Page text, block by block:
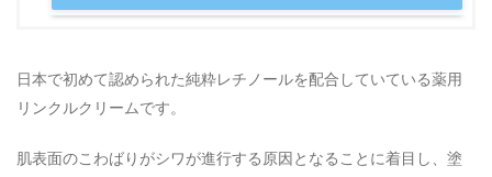
日本で初めて認められた純粋レチノールを配合していている薬用
リンクルクリームです。
肌表面のこわばりがシワが進行する原因となることに着目し、塗